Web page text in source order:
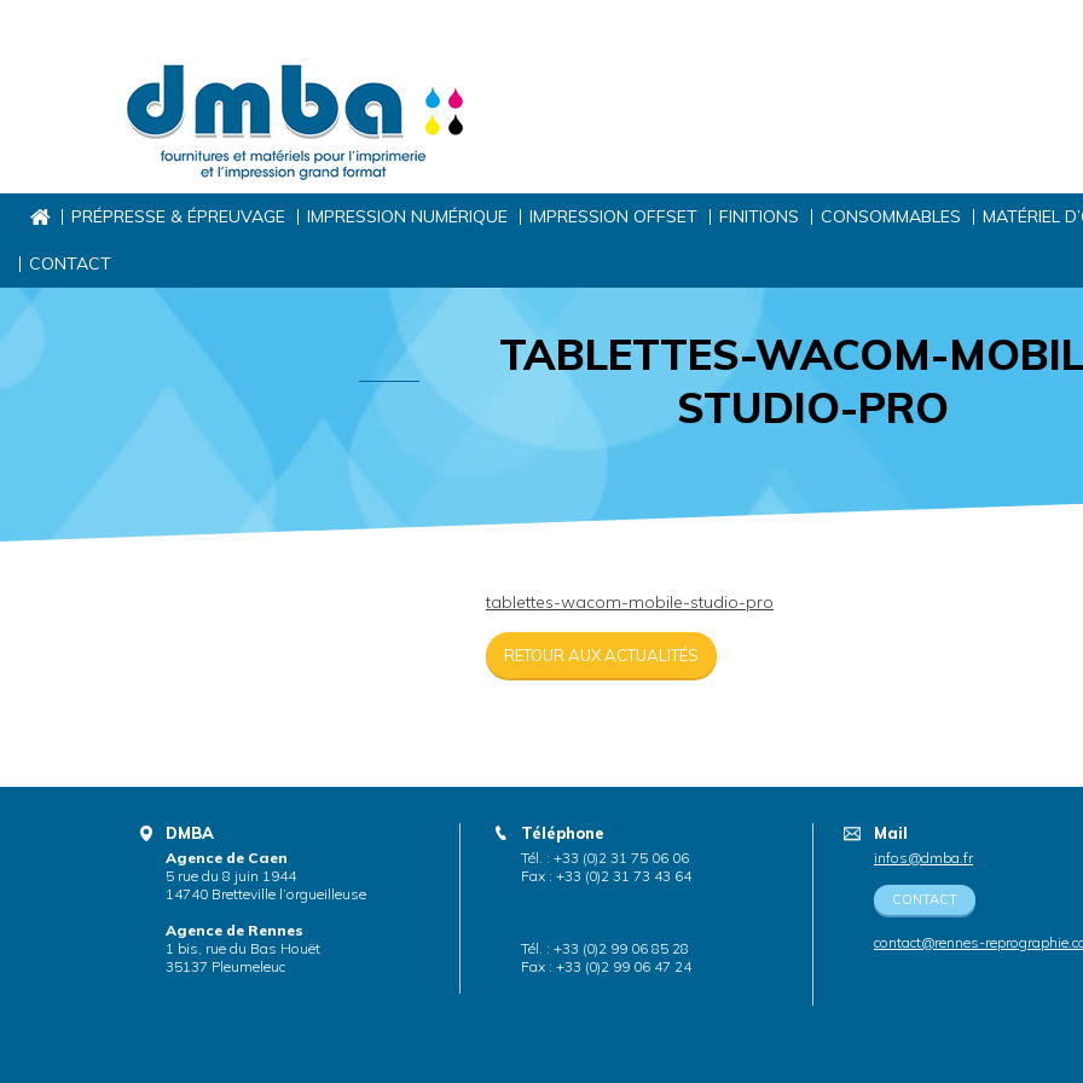
PRÉPRESSE & ÉPREUVAGE IMPRESSION NUMÉRIQUE IMPRESSION OFFSET FINITIONS CONSOMMABLES MATÉRIEL
CONTACT
TABLETTES-WACOM-
STUDIO-PRO
tablettes-wacom-mobile-studio-pro
RETOUR AUX ACTUALITÉS
DMBA
Agence de Caen
5 rue du 8 juin 1944
14740 Bretteville l’orgueilleuse
Agence de Rennes
1 bis, rue du Bas Houët
35137 Pleumeleuc
Téléphone
Tél. : +33 (0)2 31 75 06 06
Fax : +33 (0)2 31 73 43 64
Tél. : +33 (0)2 99 06 85 28
Fax : +33 (0)2 99 06 47 24
Mail
infos@dmba.fr
CONTACT
contact@rennes-